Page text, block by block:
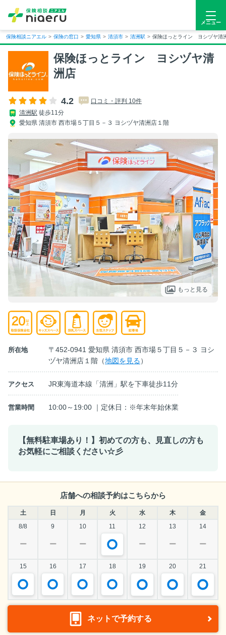
メニュー
保険相談ニアエル > 保険の窓口 > 愛知県 > 清須市 > 清洲駅 > 保険ほっとライン ヨシヅヤ清
保険ほっとライン ヨシヅヤ清
洲店
4.2
口コミ・評判 10件
清洲駅 徒歩11分
愛知県 清須市 西市場５丁目５－３ ヨシヅヤ清洲店１階
もっと見る
所在地
〒452-0941 愛知県 清須市 西市場５丁目５－３ ヨシ
ヅヤ清洲店１階（地図を見る）
アクセス JR東海道本線「清洲」駅を下車徒歩11分
営業時間 10:00～19:00 ｜定休日：※年末年始休業
【無料駐車場あり！】初めての方も、見直しの方も
お気軽にご相談ください☆彡
店舗への相談予約はこちらから
土 日 月 火 水 木
金
8/8
9 10 11 12 13 14
ー ー ー ー ー ー
15 16 17 18 19 20 21
ネットで予約する